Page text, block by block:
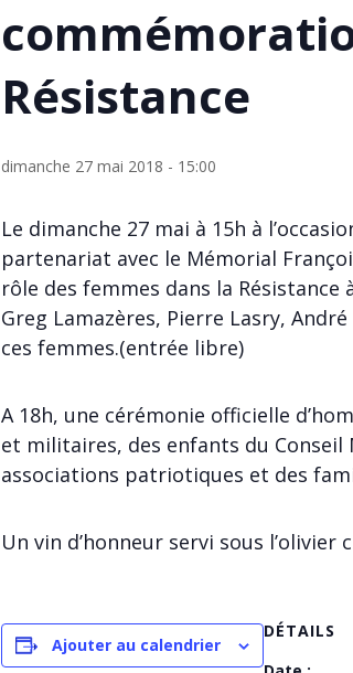
Résistance
dimanche 27 mai 2018 - 15:00
Le dimanche 27 mai à 15h à
partenariat avec le Mémorial
rôle des femmes dans la
Greg Lamazères, Pierre Lasry,
ces femmes.(entrée libre)
A 18h, une cérémonie officielle
et militaires, des enfants du Conseil
associations patriotiques et des
Un vin d’honneur servi sous
Ajouter au calendrier
DÉTAILS